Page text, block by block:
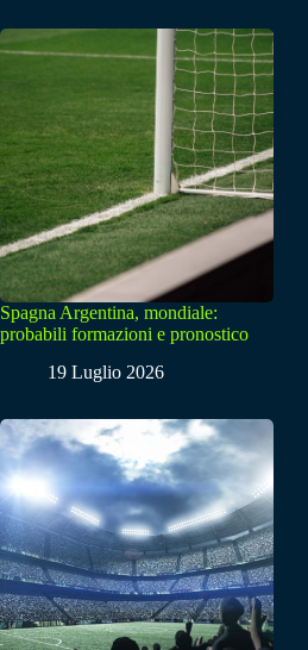
Spagna Argentina, mondiale:
probabili formazioni e pronostico
19 Luglio 2026